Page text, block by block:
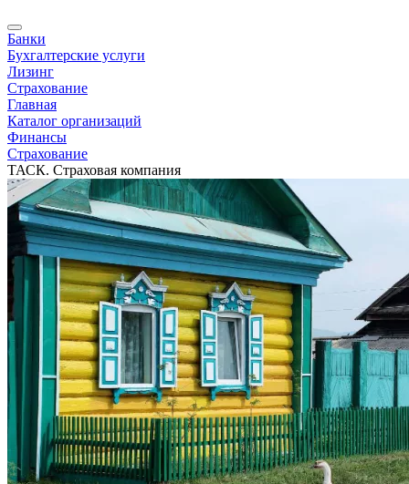
Банки
Бухгалтерские услуги
Лизинг
Страхование
Главная
Каталог организаций
Финансы
Страхование
ТАСК. Страховая компания